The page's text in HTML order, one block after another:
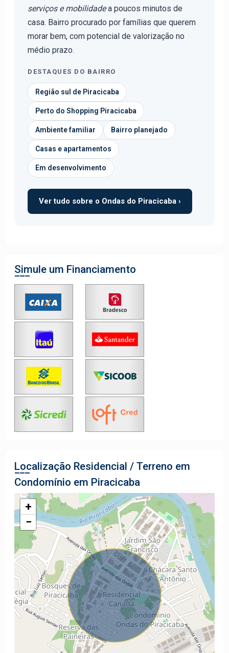
serviços e mobilidadea poucos minutos de
casa. Bairro procurado por famílias que querem
morar bem, com potencial de valorização no
médio prazo.
DESTAQUES DO BAIRRO
Região sul de Piracicaba
Perto do Shopping Piracicaba
Ambiente familiar Bairro planejado
Casas e apartamentos
Em desenvolvimento
Ver tudo sobre o Ondas do Piracicaba ›
Simule um Financiamento
Localização Residencial / Terreno em
Condomínio em Piracicaba
+
−